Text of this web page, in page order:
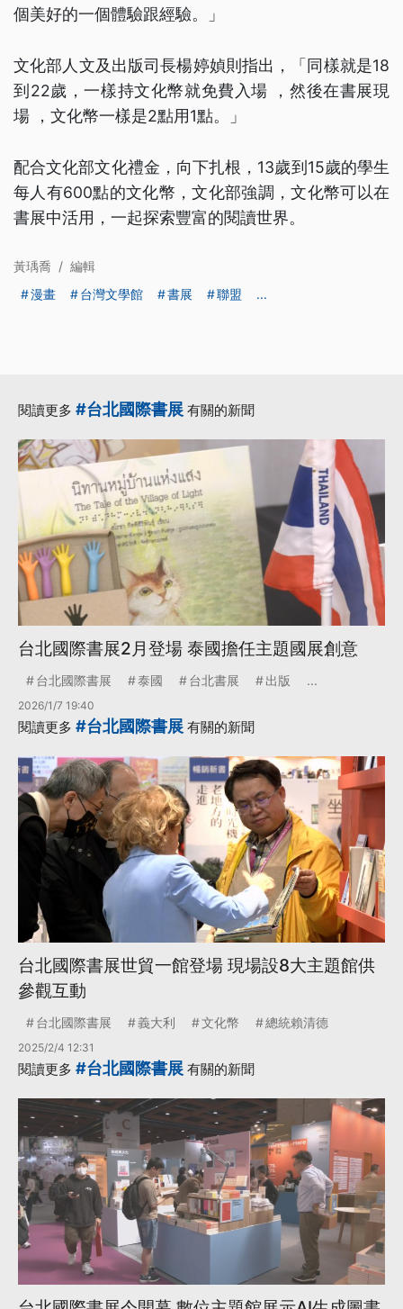
個美好的一個體驗跟經驗。」
文化部人文及出版司長楊婷媜則指出，「同樣就是18
到22歲，一樣持文化幣就免費入場 ，然後在書展現
場 ，文化幣一樣是2點用1點。」
配合文化部文化禮金，向下扎根，13歲到15歲的學生
每人有600點的文化幣，文化部強調，文化幣可以在
書展中活用，一起探索豐富的閱讀世界。
黃瑀喬 / 編輯
漫畫
台灣文學館 書展 聯盟 ...
閱讀更多 #台北國際書展 有關的新聞
台北國際書展2月登場 泰國擔任主題國展創意
台北國際書展 泰國 台北書展 出版 ...
2026/1/7 19:40
閱讀更多 #台北國際書展 有關的新聞
台北國際書展世貿一館登場 現場設8大主題館供
參觀互動
台北國際書展 義大利 文化幣 總統賴清德
2025/2/4 12:31
閱讀更多 #台北國際書展 有關的新聞